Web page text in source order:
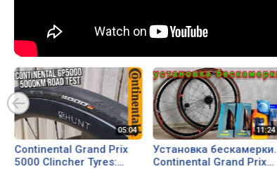
Continental Grand Prix
5000 Clincher Tyres:
Установка бескамерки.
Continental Grand Prix